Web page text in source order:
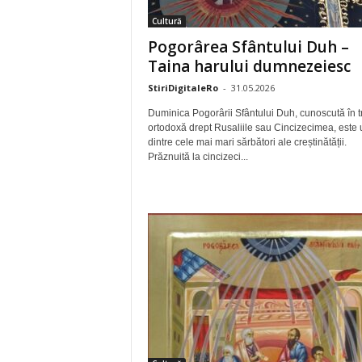
Cultură
Pogorârea Sfântului Duh –
Taina harului dumnezeiesc
StiriDigitaleRo - 31.05.2026
Duminica Pogorârii Sfântului Duh, cunoscută în
ortodoxă drept Rusaliile sau Cincizecimea, este
dintre cele mai mari sărbători ale creștinătății.
Prăznuită la cincizeci...